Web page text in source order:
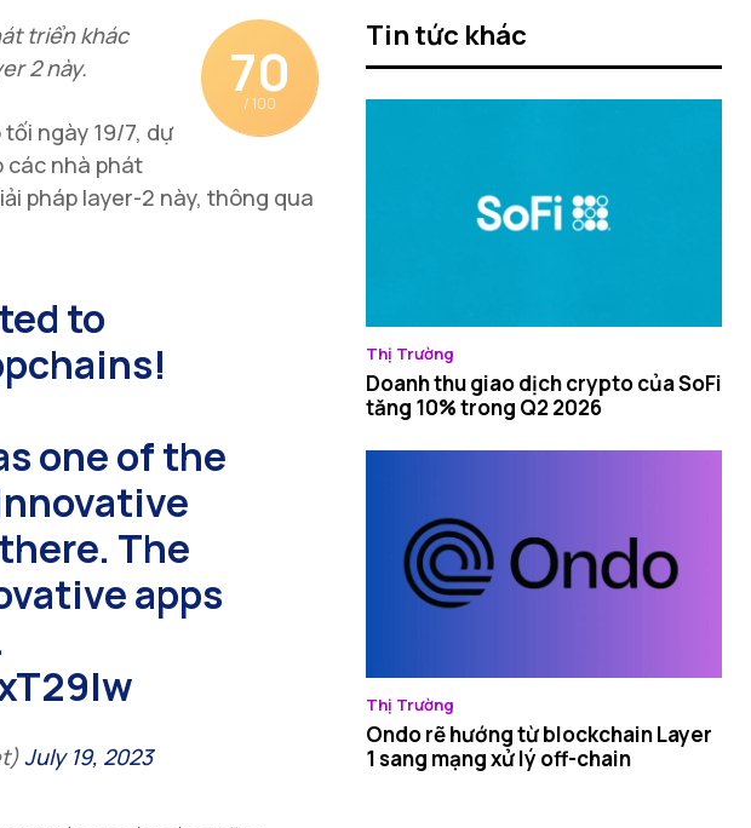
70
/ 100
triển khác
2 này.
tối ngày 19/7, dự
các nhà phát
pháp layer-2 này, thông qua
to
one of the
The
apps
July 19, 2023
Tin tức khác
Thị Trường
Doanh thu giao dịch crypto của SoFi
tăng 10% trong Q2 2026
Thị Trường
Ondo rẽ hướng từ blockchain Layer
1 sang mạng xử lý off-chain